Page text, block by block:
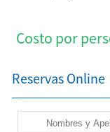
Costo por
Reservas Online